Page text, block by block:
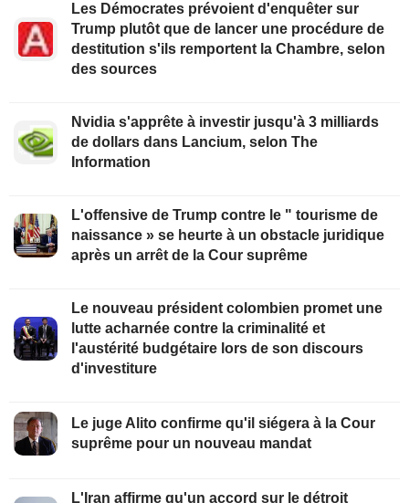
Les Démocrates prévoient d'enquêter sur
Trump plutôt que de lancer une procédure de
destitution s'ils remportent la Chambre, selon
des sources
Nvidia s'apprête à investir jusqu'à 3 milliards
de dollars dans Lancium, selon The
Information
L'offensive de Trump contre le " tourisme de
naissance » se heurte à un obstacle juridique
après un arrêt de la Cour suprême
Le nouveau président colombien promet une
lutte acharnée contre la criminalité et
l'austérité budgétaire lors de son discours
d'investiture
Le juge Alito confirme qu'il siégera à la Cour
suprême pour un nouveau mandat
L'Iran affirme qu'un accord sur le détroit